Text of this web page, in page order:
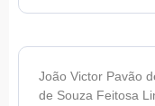
João Victor Pavão
de Souza Feitosa